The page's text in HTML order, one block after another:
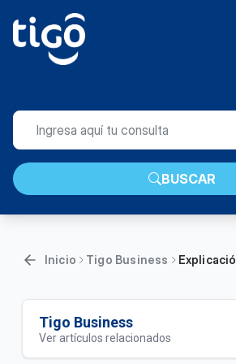
BUSCAR
Inicio Tigo Business
Tigo Business
Ver artículos relacionados